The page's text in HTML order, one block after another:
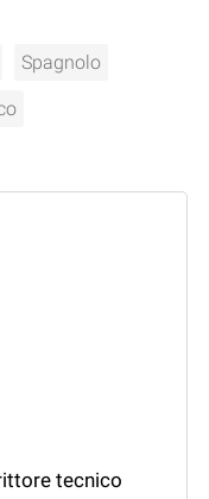
Spagnolo
tecnico